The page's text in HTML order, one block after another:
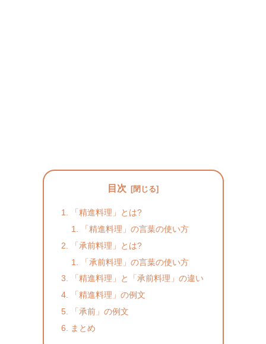
目次
「精進料理」とは?
「精進料理」の言葉の使い方
「承前料理」とは?
「承前料理」の言葉の使い方
「精進料理」と「承前料理」の違い
「精進料理」の例文
「承前」の例文
まとめ